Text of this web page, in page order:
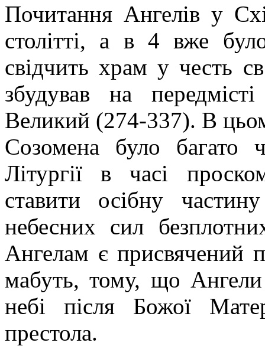
Почитання Ангелів у
столітті, а в 4 вже
свідчить храм у честь
збудував на
Великий (274-337). В
Созомена було багато
Літургії в часі
ставити осібну
небесних сил
Ангелам є присвячений
мабуть, тому, що
небі після Божої
престола.